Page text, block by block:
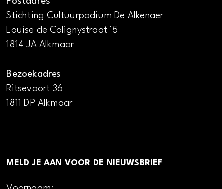
Stichting Cultuurpodium De Alkenaer
Louise de Colignystraat 15
1814 JA Alkmaar
Bezoekadres
Ritsevoort 36
1811 DP Alkmaar
MELD JE AAN VOOR DE NIEUWSBRIEF